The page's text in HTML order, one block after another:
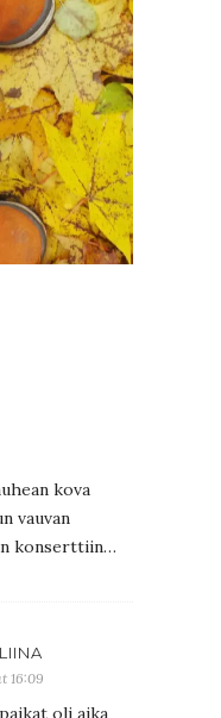
kova
vauvan
konserttiin…
16:09
oli aika